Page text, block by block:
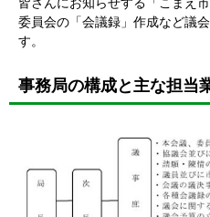
委員会の「会議録」作成など議
す。
事務局の構成と主な担当